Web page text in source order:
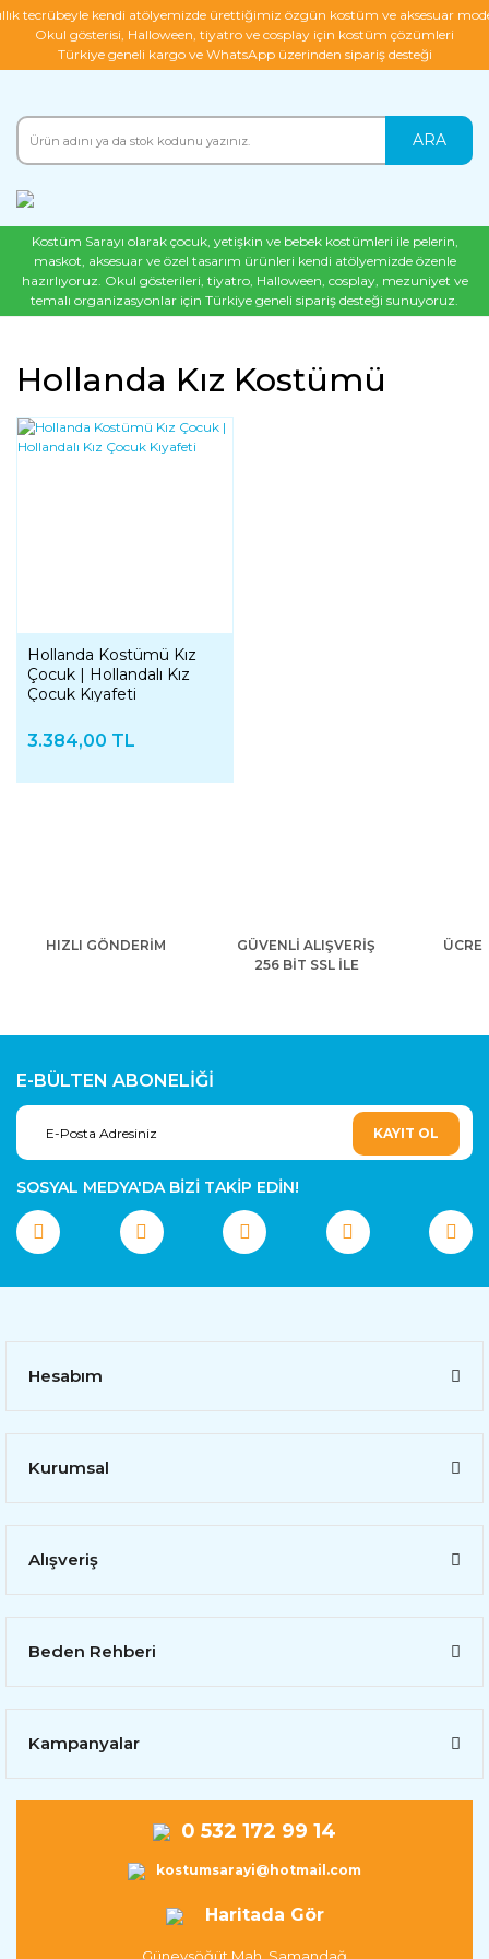
tecrübeyle kendi atölyemizde ürettiğimiz özgün kostüm ve aksesuar
Okul gösterisi, Halloween, tiyatro ve cosplay için kostüm çözümleri
Türkiye geneli kargo ve WhatsApp üzerinden sipariş desteği
ARA
Kostüm Sarayı olarak çocuk, yetişkin ve bebek kostümleri ile pelerin,
maskot, aksesuar ve özel tasarım ürünleri kendi atölyemizde özenle
hazırlıyoruz. Okul gösterileri, tiyatro, Halloween, cosplay, mezuniyet ve
temalı organizasyonlar için Türkiye geneli sipariş desteği sunuyoruz.
Hollanda Kız Kostümü
Hollanda Kostümü Kız
Çocuk | Hollandalı Kız
Çocuk Kıyafeti
3.384,00 TL
HIZLI GÖNDERİM
GÜVENLİ ALIŞVERİŞ
256 BİT SSL İLE
E-BÜLTEN ABONELİĞİ
KAYIT OL
SOSYAL MEDYA'DA BİZİ TAKİP EDİN!
Hesabım
Kurumsal
Alışveriş
Beden Rehberi
Kampanyalar
0 532 172 99 14
kostumsarayi@hotmail.com
Haritada Gör